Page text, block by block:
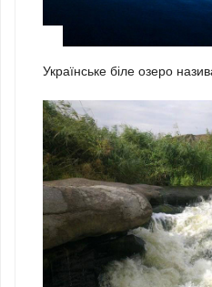
Українське біле озеро